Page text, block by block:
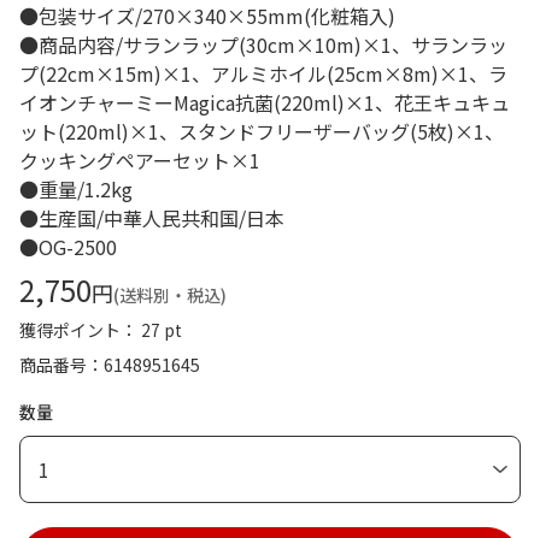
●包装サイズ/270×340×55mm(化粧箱入)
●商品内容/サランラップ(30cm×10m)×1、サランラッ
プ(22cm×15m)×1、アルミホイル(25cm×8m)×1、ラ
イオンチャーミーMagica抗菌(220ml)×1、花王キュキュ
ット(220ml)×1、スタンドフリーザーバッグ(5枚)×1、
クッキングペアーセット×1
●重量/1.2kg
●生産国/中華人民共和国/日本
●OG-2500
2,750円(送料別・税込)
獲得ポイント： 27 pt
商品番号
6148951645
数量
1